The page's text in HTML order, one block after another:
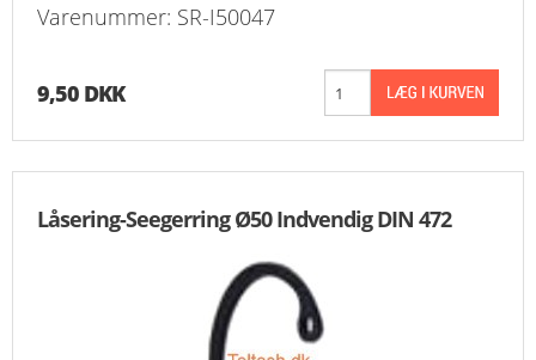
Varenummer: SR-I50047
9,50 DKK
Låsering-Seegerring Ø50 Indvendig DIN 472